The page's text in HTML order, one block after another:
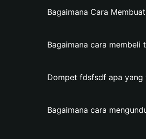
Bagaimana Cara
Bagaimana cara membeli
Dompet fdsfsdf apa yang
Bagaimana cara